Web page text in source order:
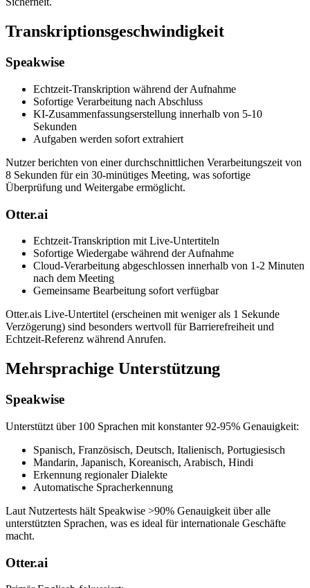
Transkriptionsgeschwindigkeit
Speakwise
Echtzeit-Transkription während der Aufnahme
Sofortige Verarbeitung nach Abschluss
KI-Zusammenfassungserstellung innerhalb von 5-10
Sekunden
Aufgaben werden sofort extrahiert
Nutzer berichten von einer durchschnittlichen Verarbeitungszeit von
8 Sekunden für ein 30-minütiges Meeting, was sofortige
Überprüfung und Weitergabe ermöglicht.
Otter.ai
Echtzeit-Transkription mit Live-Untertiteln
Sofortige Wiedergabe während der Aufnahme
Cloud-Verarbeitung abgeschlossen innerhalb von 1-2 Minuten
nach dem Meeting
Gemeinsame Bearbeitung sofort verfügbar
Otter.ais Live-Untertitel (erscheinen mit weniger als 1 Sekunde
Verzögerung) sind besonders wertvoll für Barrierefreiheit und
Echtzeit-Referenz während Anrufen.
Mehrsprachige Unterstützung
Speakwise
Unterstützt über 100 Sprachen mit konstanter 92-95% Genauigkeit:
Spanisch, Französisch, Deutsch, Italienisch, Portugiesisch
Mandarin, Japanisch, Koreanisch, Arabisch, Hindi
Erkennung regionaler Dialekte
Automatische Spracherkennung
Laut Nutzertests hält Speakwise >90% Genauigkeit über alle
unterstützten Sprachen, was es ideal für internationale Geschäfte
macht.
Otter.ai